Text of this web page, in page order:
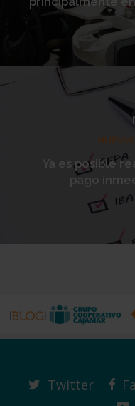
Ya es posible
pago
Twitter